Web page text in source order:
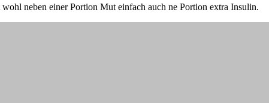
neben einer Portion Mut einfach auch ne Portion extra Insulin.